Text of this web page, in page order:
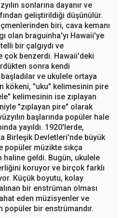
sonlarına dayanır ve
geliştirildiği düşünülür.
biri, cava kemanı
olan braguinha'yı Hawaii'ye
bir çalgıydı ve
çok benzerdi. Hawaii'deki
sonra kendi
ve ukulele ortaya
kökeni, "uku" kelimesinin pire
kelimesinin ise zıplayan
"zıplayan pire" olarak
başlarında popüler hale
yayıldı. 1920'lerde,
Birleşik Devletleri'nde büyük
popüler müzikte sıkça
haline geldi. Bugün, ukulele
koruyor ve birçok farklı
Küçük boyutu, kolay
bir enstrüman olması
eden müzisyenler ve
bir enstrümandır.